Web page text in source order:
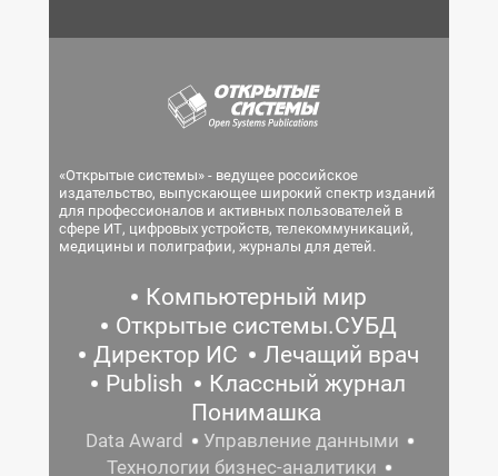
«Открытые системы» - ведущее российское
издательство, выпускающее широкий спектр изданий
для профессионалов и активных пользователей в
сфере ИТ, цифровых устройств, телекоммуникаций,
медицины и полиграфии, журналы для детей.
Компьютерный мир
Открытые системы.СУБД
Директор ИС
Лечащий врач
Publish
Классный журнал
Понимашка
Data Award
Управление данными
Технологии бизнес-аналитики